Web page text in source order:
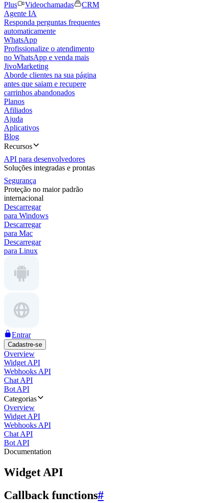
Plus
Videochamadas
CRM
Agente IA
Responda perguntas frequentes
automaticamente
WhatsApp
Profissionalize o atendimento
no WhatsApp e venda mais
JivoMarketing
Aborde clientes na sua página
antes que saiam e recupere
carrinhos abandonados
Planos
Afiliados
Ajuda
Aplicativos
Blog
Recursos
API para desenvolvedores
Soluções integradas e prontas
Segurança
Proteção no maior padrão
internacional
Descarregar
para Windows
Descarregar
para Mac
Descarregar
para Linux
Entrar
Cadastre-se
Overview
Widget API
Webhooks API
Chat API
Bot API
Categorias
Overview
Widget API
Webhooks API
Chat API
Bot API
Documentation
Widget API
Callback functions#